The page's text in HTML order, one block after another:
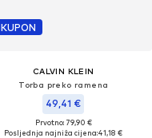
KUPON
CALVIN KLEIN
Torba preko ramena
49,41 €
Prvotno: 79,90 €
Posljednja najniža cijena:41,18 €